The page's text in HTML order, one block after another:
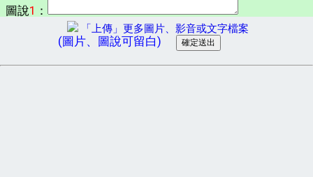
圖說1 ：
「上傳」更多圖片、影音或文字檔案
(圖片、圖說可留白)